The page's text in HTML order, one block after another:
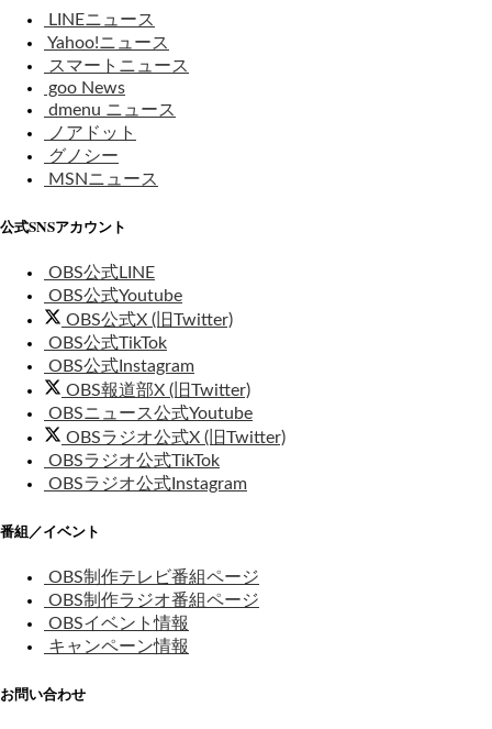
LINEニュース
Yahoo!ニュース
スマートニュース
goo News
dmenu ニュース
ノアドット
グノシー
MSNニュース
公式SNSアカウント
OBS公式LINE
OBS公式Youtube
OBS公式X (旧Twitter)
OBS公式TikTok
OBS公式Instagram
OBS報道部X (旧Twitter)
OBSニュース公式Youtube
OBSラジオ公式X (旧Twitter)
OBSラジオ公式TikTok
OBSラジオ公式Instagram
番組／イベント
OBS制作テレビ番組ページ
OBS制作ラジオ番組ページ
OBSイベント情報
キャンペーン情報
お問い合わせ